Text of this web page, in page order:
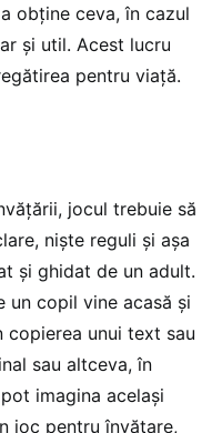
obţine ceva, în cazul
şi util. Acest lucru
pentru viaţă.
jocul trebuie să
nişte reguli şi aşa
şi ghidat de un adult.
un copil vine acasă şi
copierea unui text sau
sau altceva, în
imagina acelaşi
joc pentru învăţare,